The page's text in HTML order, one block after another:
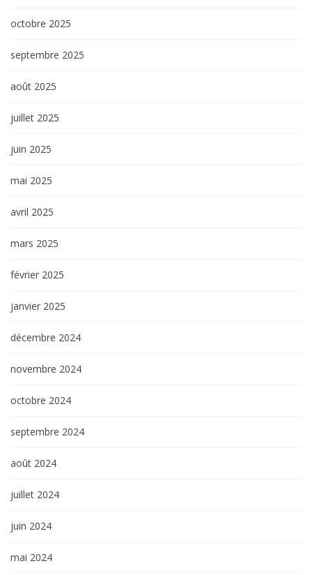
octobre 2025
septembre 2025
août 2025
juillet 2025
juin 2025
mai 2025
avril 2025
mars 2025
février 2025
janvier 2025
décembre 2024
novembre 2024
octobre 2024
septembre 2024
août 2024
juillet 2024
juin 2024
mai 2024